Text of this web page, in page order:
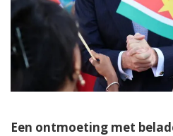
Een ontmoeting met